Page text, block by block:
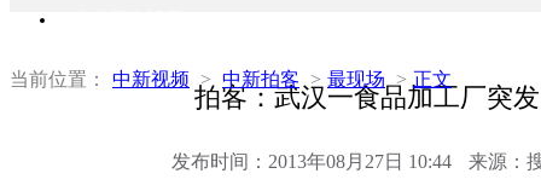
当前位置： 中新视频 > 中新拍客 > 最现场 > 正文
拍客：武汉一食品加工厂突
发布时间：2013年08月27日 10:44 来源：